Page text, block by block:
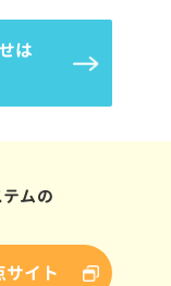
は
ムの
イト